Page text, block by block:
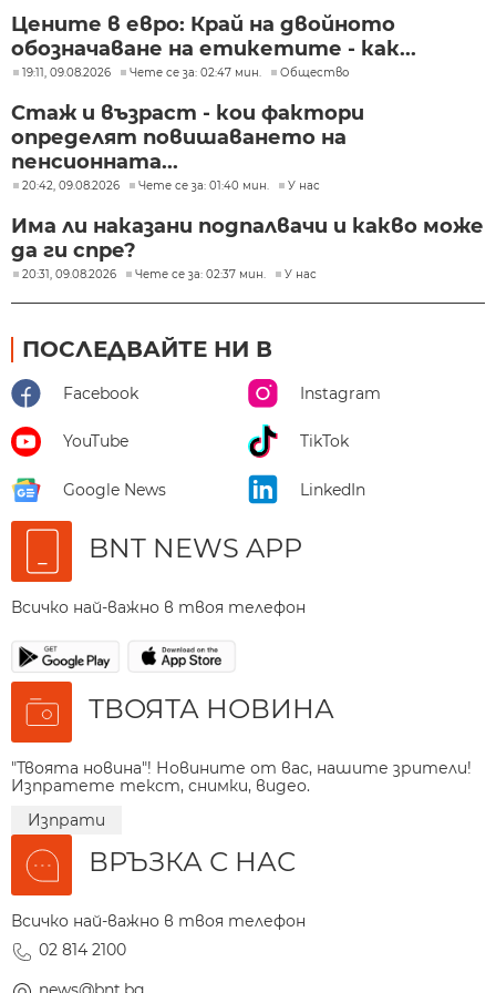
Цените в евро: Край на двойното
обозначаване на етикетите - как...
19:11, 09.08.2026 Чете се за: 02:47 мин. Общество
Стаж и възраст - кои фактори
определят повишаването на
пенсионната...
20:42, 09.08.2026 Чете се за: 01:40 мин. У нас
Има ли наказани подпалвачи и какво може
да ги спре?
20:31, 09.08.2026 Чете се за: 02:37 мин. У нас
ПОСЛЕДВАЙТЕ НИ В
Facebook Instagram
YouTube TikTok
Google News LinkedIn
BNT NEWS APP
Всичко най-важно в твоя телефон
ТВОЯТА НОВИНА
"Твоята новина"! Новините от вас, нашите зрители!
Изпратете текст, снимки, видео.
Изпрати
ВРЪЗКА С НАС
Всичко най-важно в твоя телефон
02 814 2100